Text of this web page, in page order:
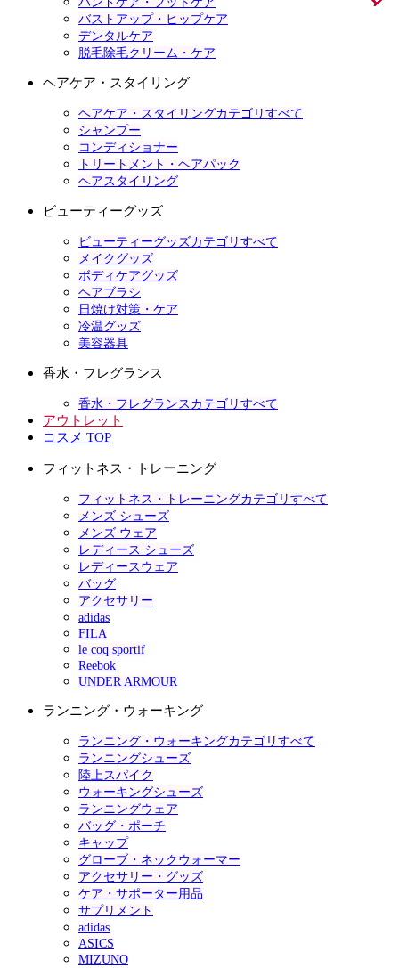
バストアップ・ヒップケア
デンタルケア
脱毛除毛クリーム・ケア
ヘアケア・スタイリング
ヘアケア・スタイリングカテゴリすべて
シャンプー
コンディショナー
トリートメント・ヘアパック
ヘアスタイリング
ビューティーグッズ
ビューティーグッズカテゴリすべて
メイクグッズ
ボディケアグッズ
ヘアブラシ
日焼け対策・ケア
冷温グッズ
美容器具
香水・フレグランス
香水・フレグランスカテゴリすべて
アウトレット
コスメ TOP
フィットネス・トレーニング
フィットネス・トレーニングカテゴリすべて
メンズ シューズ
メンズ ウェア
レディース シューズ
レディースウェア
バッグ
アクセサリー
adidas
FILA
le coq sportif
Reebok
UNDER ARMOUR
ランニング・ウォーキング
ランニング・ウォーキングカテゴリすべて
ランニングシューズ
陸上スパイク
ウォーキングシューズ
ランニングウェア
バッグ・ポーチ
キャップ
グローブ・ネックウォーマー
アクセサリー・グッズ
ケア・サポーター用品
サプリメント
adidas
ASICS
MIZUNO